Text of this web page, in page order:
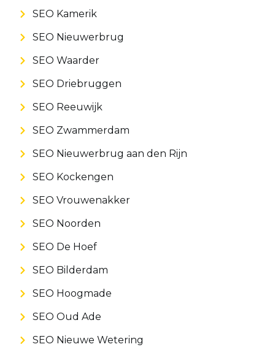
SEO Kamerik
SEO Nieuwerbrug
SEO Waarder
SEO Driebruggen
SEO Reeuwijk
SEO Zwammerdam
SEO Nieuwerbrug aan den Rijn
SEO Kockengen
SEO Vrouwenakker
SEO Noorden
SEO De Hoef
SEO Bilderdam
SEO Hoogmade
SEO Oud Ade
SEO Nieuwe Wetering